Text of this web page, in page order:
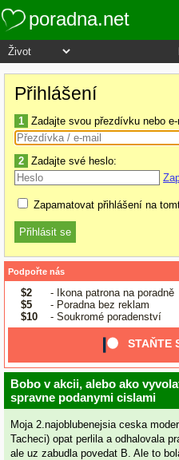
poradna.net
Přihlášení
1 Zadajte svou přezdívku nebo
2 Zadajte své heslo:
Zapamatovat přihlášení na
Podpořte nás
$2
- Ikona patrona na poradně
$5
- Poradna bez reklam
$10
- Soukromé poradenství
STAŇTE
Bobo v akcii, alebo ako
spravne podanymi cislami
Moja 2.najoblubenejsia ceska
Tacheci) opat perlila a odhalovala
ale uz zabudla povedat B. Ale to